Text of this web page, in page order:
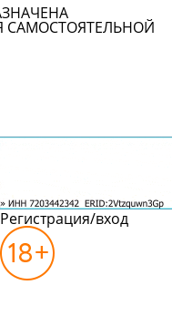
САМОСТОЯТЕЛЬНОЙ
Регистрация/вход